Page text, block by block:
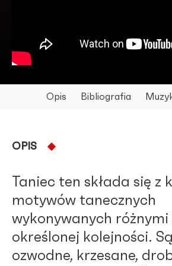
Opis Bibliografia
OPIS
Taniec ten składa się z
motywów tanecznych
wykonywanych
określonej kolejności.
ozwodne, krzesane,